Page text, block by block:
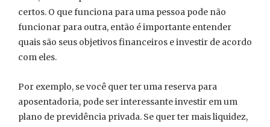
certos. O que funciona para uma pessoa pode não
funcionar para outra, então é importante entender
quais são seus objetivos financeiros e investir de acordo
com eles.
Por exemplo, se você quer ter uma reserva para
aposentadoria, pode ser interessante investir em um
plano de previdência privada. Se quer ter mais liquidez,